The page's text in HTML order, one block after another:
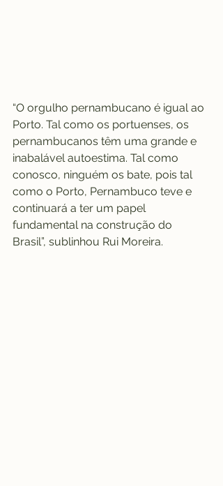
“O orgulho pernambucano é igual ao
Porto. Tal como os portuenses, os
pernambucanos têm uma grande e
inabalável autoestima. Tal como
conosco, ninguém os bate, pois tal
como o Porto, Pernambuco teve e
continuará a ter um papel
fundamental na construção do
Brasil”, sublinhou Rui Moreira.